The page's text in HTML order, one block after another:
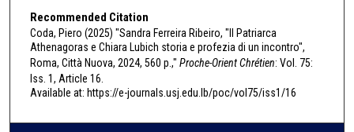
Recommended Citation
Coda, Piero (2025) "Sandra Ferreira Ribeiro, "Il Patriarca
Athenagoras e Chiara Lubich storia e profezia di un incontro",
Roma, Città Nuova, 2024, 560 p.," Proche-Orient Chrétien: Vol. 75:
Iss. 1, Article 16.
Available at: https://e-journals.usj.edu.lb/poc/vol75/iss1/16